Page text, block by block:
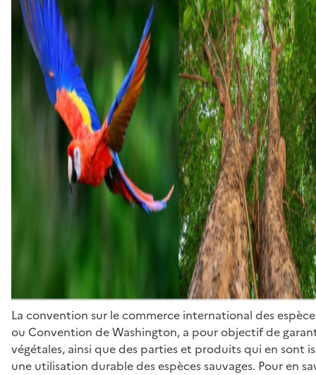
La convention sur le commerce international des
ou Convention de Washington, a pour objectif de
végétales, ainsi que des parties et produits qui en sont
une utilisation durable des espèces sauvages. Pour en